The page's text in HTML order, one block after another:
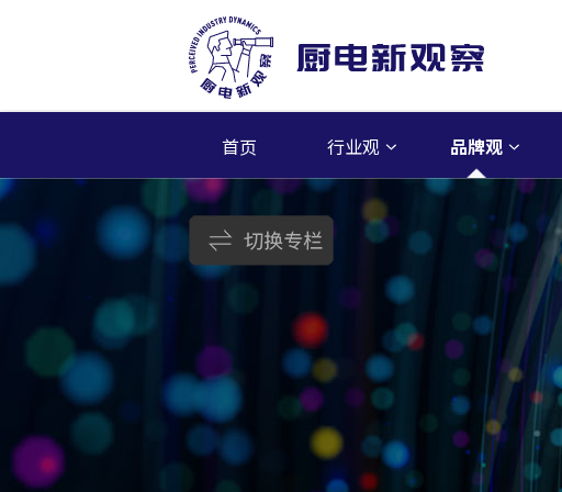
首页 行业观 品牌观